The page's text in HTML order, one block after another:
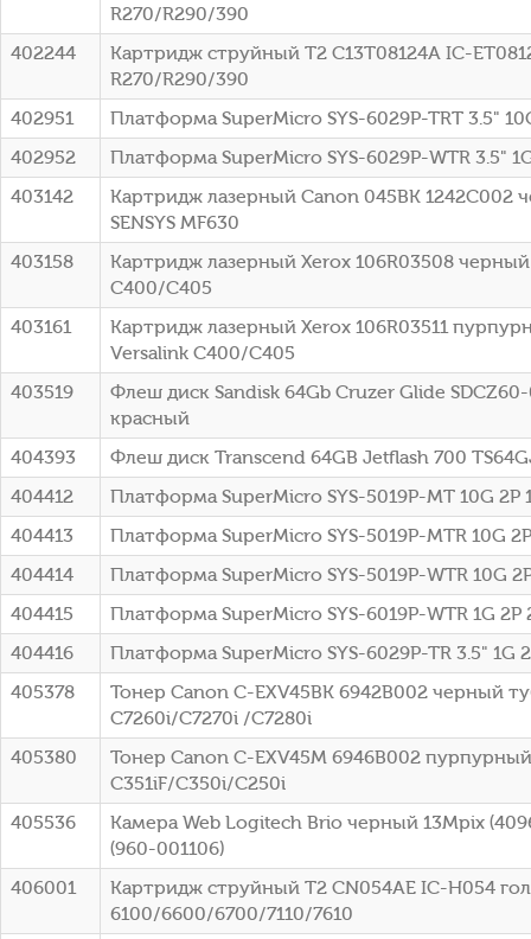
R270/R290/390
402244
Картридж струйный T2 C13T08124A IC-
R270/R290/390
402951
Платформа SuperMicro SYS-6029P-TRT 3.5"
402952
Платформа SuperMicro SYS-6029P-WTR 3.5"
403142
Картридж лазерный Canon 045BK 1242C002
SENSYS MF630
403158
Картридж лазерный Xerox 106R03508 черный
C400/C405
403161
Картридж лазерный Xerox 106R03511
Versalink C400/C405
403519
Флеш диск Sandisk 64Gb Cruzer Glide
красный
404393
Флеш диск Transcend 64GB Jetflash 700
404412
Платформа SuperMicro SYS-5019P-MT 10G 2P
404413
Платформа SuperMicro SYS-5019P-MTR 10G
404414
Платформа SuperMicro SYS-5019P-WTR 10G
404415
Платформа SuperMicro SYS-6019P-WTR 1G 2P
404416
Платформа SuperMicro SYS-6029P-TR 3.5" 1G
405378
Тонер Canon C-EXV45BK 6942B002 черный
C7260i/C7270i /C7280i
405380
Тонер Canon C-EXV45M 6946B002
С351iF/C350i/C250i
405536
Камера Web Logitech Brio черный 13Mpix
(960-001106)
406001
Картридж струйный T2 CN054AE IC-H054
6100/6600/6700/7110/7610